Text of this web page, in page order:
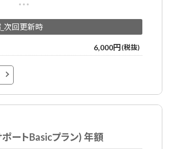
ータをジンジャーに集約し、「1つのデータベー
、雇用契約、人事情報の可視化、スキル管理、
トサポート
次回更新時
6,000円(税抜)
ートBasicプラン) 年額